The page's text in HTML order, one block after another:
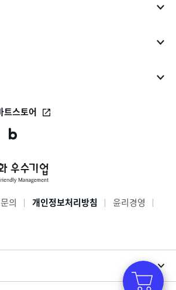
트스토어
바
버
로
바
문의 개인정보처리방침
윤리경영